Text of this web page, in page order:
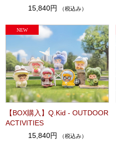
15,840円
（税込み）
【BOX購入】Q.Kid - OUTDOOR
ACTIVITIES
15,840円
（税込み）